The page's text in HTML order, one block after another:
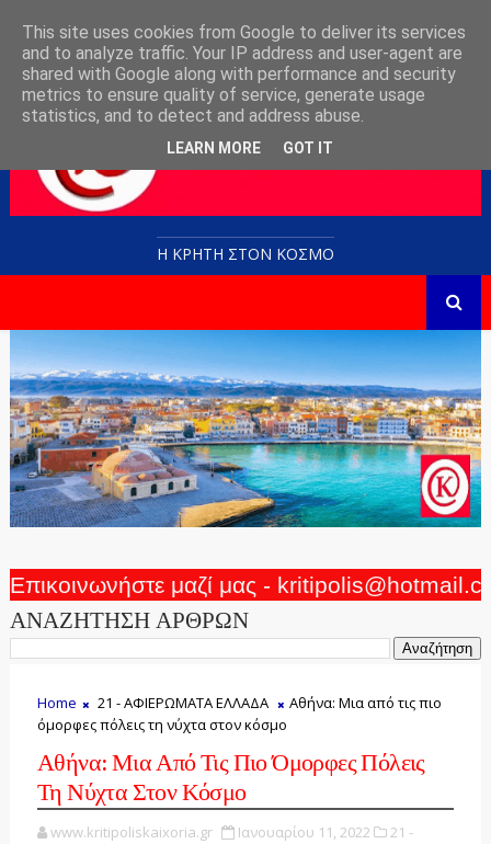
Η ΚΡΗΤΗ ΣΤΟN KOΣΜΟ
Επικοινωνήστε μαζί μας -
ΑΝΑΖΗΤΗΣΗ ΑΡΘΡΩΝ
Home 21 - ΑΦΙΕΡΩΜΑΤΑ ΕΛΛΑΔΑ
Αθήνα: Μια από τις πιο
όμορφες πόλεις τη νύχτα στον κόσμο
Αθήνα: Μια Από Τις Πιο Όμορφες Πόλεις
Τη Νύχτα Στον Κόσμο
www.kritipoliskaixoria.gr Ιανουαρίου 11, 2022
21 -
This site uses cookies from Google to deliver its services
and to analyze traffic. Your IP address and user-agent are
shared with Google along with performance and security
metrics to ensure quality of service, generate usage
statistics, and to detect and address abuse.
LEARN MORE GOT IT